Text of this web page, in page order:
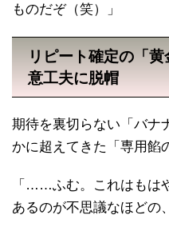
ものだぞ（笑）」
リピート確定の「
意工夫に脱帽
期待を裏切らない「バナ
かに超えてきた「専用餡
「……ふむ。これはもは
あるのが不思議なほどの